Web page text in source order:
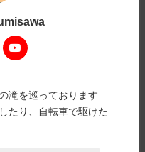
滝を巡っております
たり、自転車で駆けた